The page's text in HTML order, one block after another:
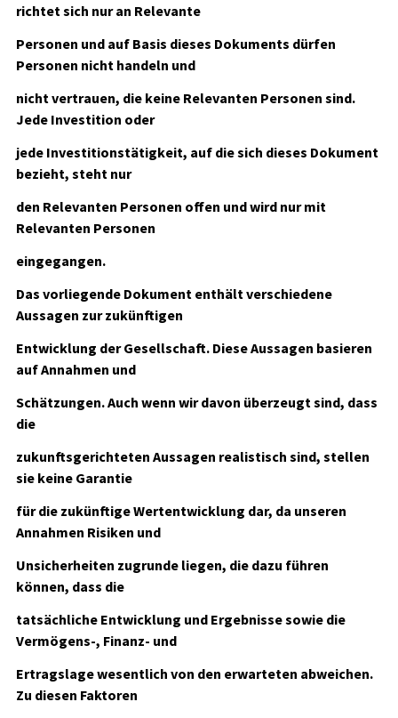
richtet sich nur an Relevante
Personen und auf Basis dieses Dokuments dürfen
Personen nicht handeln und
nicht vertrauen, die keine Relevanten Personen sind.
Jede Investition oder
jede Investitionstätigkeit, auf die sich dieses Dokument
bezieht, steht nur
den Relevanten Personen offen und wird nur mit
Relevanten Personen
eingegangen.
Das vorliegende Dokument enthält verschiedene
Aussagen zur zukünftigen
Entwicklung der Gesellschaft. Diese Aussagen basieren
auf Annahmen und
Schätzungen. Auch wenn wir davon überzeugt sind, dass
die
zukunftsgerichteten Aussagen realistisch sind, stellen
sie keine Garantie
für die zukünftige Wertentwicklung dar, da unseren
Annahmen Risiken und
Unsicherheiten zugrunde liegen, die dazu führen
können, dass die
tatsächliche Entwicklung und Ergebnisse sowie die
Vermögens-, Finanz- und
Ertragslage wesentlich von den erwarteten abweichen.
Zu diesen Faktoren